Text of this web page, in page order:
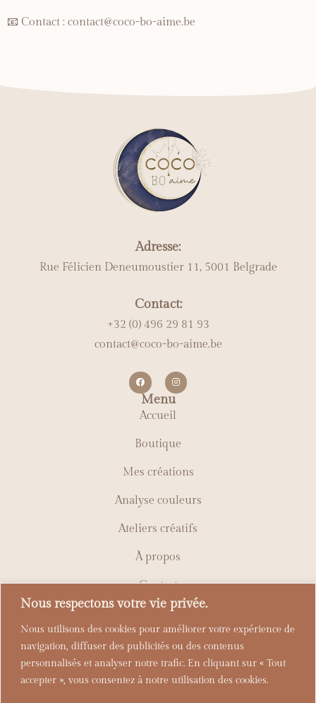
Nous respectons votre vie privée.
Nous utilisons des cookies pour améliorer votre expérience de
navigation, diffuser des publicités ou des contenus
personnalisés et analyser notre trafic. En cliquant sur « Tout
accepter », vous consentez à notre utilisation des cookies.
📧 Contact : contact@coco-bo-aime.be
Adresse:
Rue Félicien Deneumoustier 11, 5001 Belgrade
Contact:
+32 (0) 496 29 81 93
contact@coco-bo-aime.be
Menu
Accueil
Boutique
Mes créations
Analyse couleurs
Ateliers créatifs
À propos
Contact
Liens utiles
Politique de gestion des cookies
Mentions légales